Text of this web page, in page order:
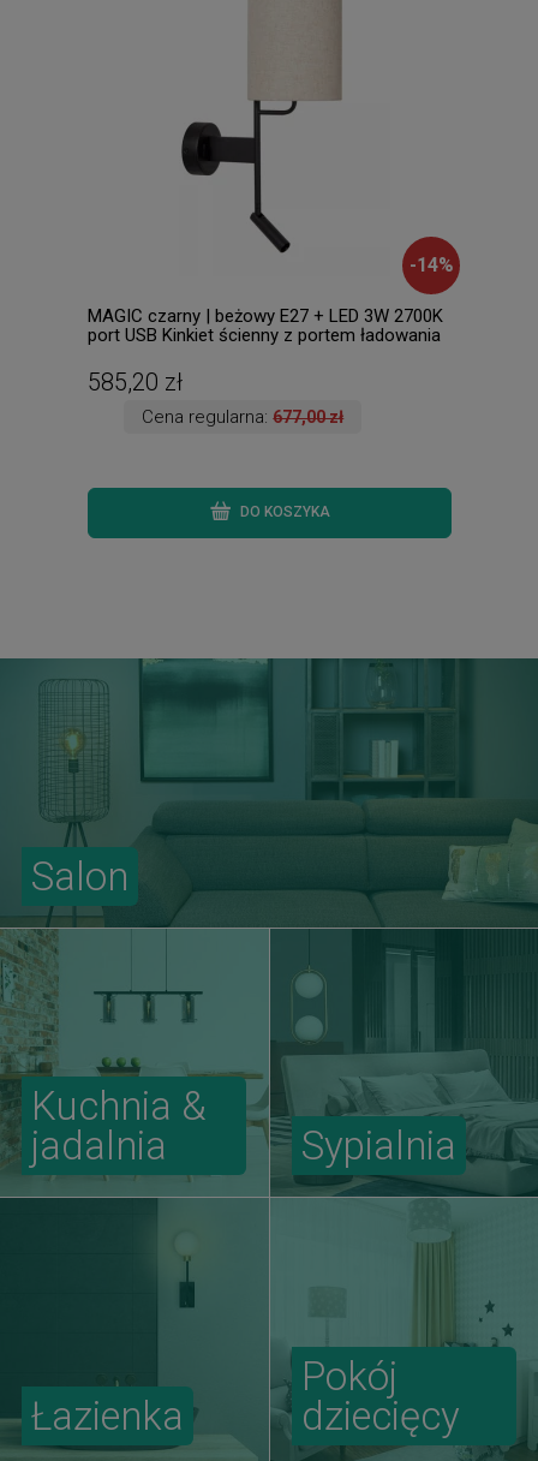
-14%
MAGIC czarny | beżowy E27 + LED 3W 2700K
port USB Kinkiet ścienny z portem ładowania
585,20 zł
Cena regularna:677,00 zł
DO KOSZYKA
Salon
Kuchnia &
jadalnia
Sypialnia
Łazienka
Pokój
dziecięcy